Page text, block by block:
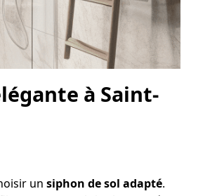
à Saint-
un siphon de sol adapté.